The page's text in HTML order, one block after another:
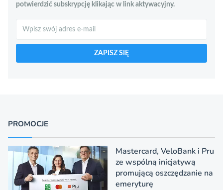
potwierdzić subskrypcję klikając w link aktywacyjny.
ZAPISZ SIĘ
PROMOCJE
Mastercard, VeloBank i Pru
ze wspólną inicjatywą
promującą oszczędzanie na
emeryturę